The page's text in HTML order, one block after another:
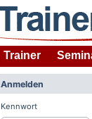
Trainer
Anmelden
Kennwort